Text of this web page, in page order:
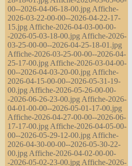
00--2026-04-06-18-00.jpg Affiche-
2026-03-22-00-00--2026-04-22-17-
15.jpg Affiche-2026-04-03-00-00-
-2026-05-03-18-00.jpg Affiche-2026-
03-25-00-00--2026-04-25-18-01.jpg
Affiche-2026-03-25-00-00--2026-04-
25-17-00.jpg Affiche-2026-03-04-00-
00--2026-04-03-20-00.jpg Affiche-
2026-04-15-00-00--2026-05-31-19-
00.jpg Affiche-2026-05-26-00-00-
-2026-06-26-23-00.jpg Affiche-2026-
04-01-00-00--2026-05-01-17-00.jpg
Affiche-2026-04-27-00-00--2026-06-
17-17-00.jpg Affiche-2026-04-05-00-
00--2026-05-29-12-00.jpg Affiche-
2026-04-30-00-00--2026-05-30-22-
00.jpg Affiche-2026-04-02-00-00-
-2026-05-02-23-00.jpg Affiche-2026-